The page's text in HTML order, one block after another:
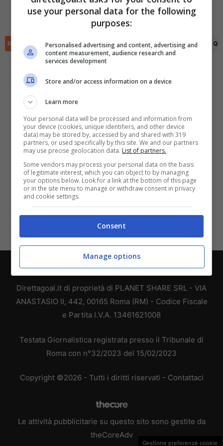
Katharina Piljic (38')
Ruby Grant (80')
RIEPILOGO STATISTICHE PRONOSTICI FORMAZIONI CLASSIFICA
Chi siamo-Redazione-Privacy Policy-Disclaimer
Direttagoal.it di proprietà di PLANET SHARE SRL - VIA
ANASTASIO II, 442, 00165 Roma (RM) - Codice Fiscale
e Partita I.V.A. 13461621008
Testata Giornalistica registrata presso il Tribunale di
Roma con n°32/2023 del 15/02/2023
Copyright ©2026 - Tutti i diritti riservati - Contattaci
Le attività pubblicitarie su questo sito sono gestite da
theCoreAdv
Scarica DirettaGoal!
Con i pronostici dei migliori Tipster!
Scarica su Google Play
Gestione preferenze cookie
use your personal data for the following
purposes:
Personalised advertising and content, advertising and
content measurement, audience research and
services development
Store and/or access information on a device
Learn more
Your personal data will be processed and information from
your device (cookies, unique identifiers, and other device
data) may be stored by, accessed by and shared with 319
partners, or used specifically by this site. We and our partners
may use precise geolocation data. List of partners.
Some vendors may process your personal data on the basis
of legitimate interest, which you can object to by managing
your options below. Look for a link at the bottom of this page
or in the site menu to manage or withdraw consent in privacy
and cookie settings.
Consent
Manage options